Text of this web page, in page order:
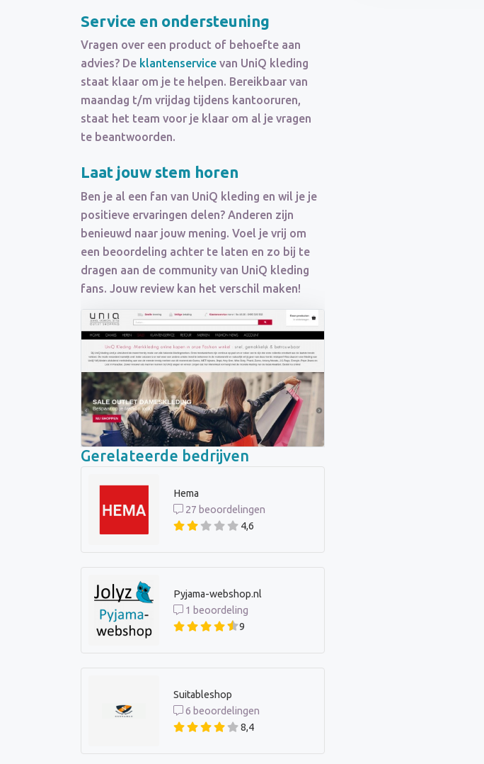
Service en ondersteuning
Vragen over een product of behoefte aan
advies? De klantenservice van UniQ kleding
staat klaar om je te helpen. Bereikbaar van
maandag t/m vrijdag tijdens kantooruren,
staat het team voor je klaar om al je vragen
te beantwoorden.
Laat jouw stem horen
Ben je al een fan van UniQ kleding en wil je je
positieve ervaringen delen? Anderen zijn
benieuwd naar jouw mening. Voel je vrij om
een beoordeling achter te laten en zo bij te
dragen aan de community van UniQ kleding
fans. Jouw review kan het verschil maken!
Gerelateerde bedrijven
Hema
27 beoordelingen
4,6
Pyjama-webshop.nl
1 beoordeling
9
Suitableshop
6 beoordelingen
8,4